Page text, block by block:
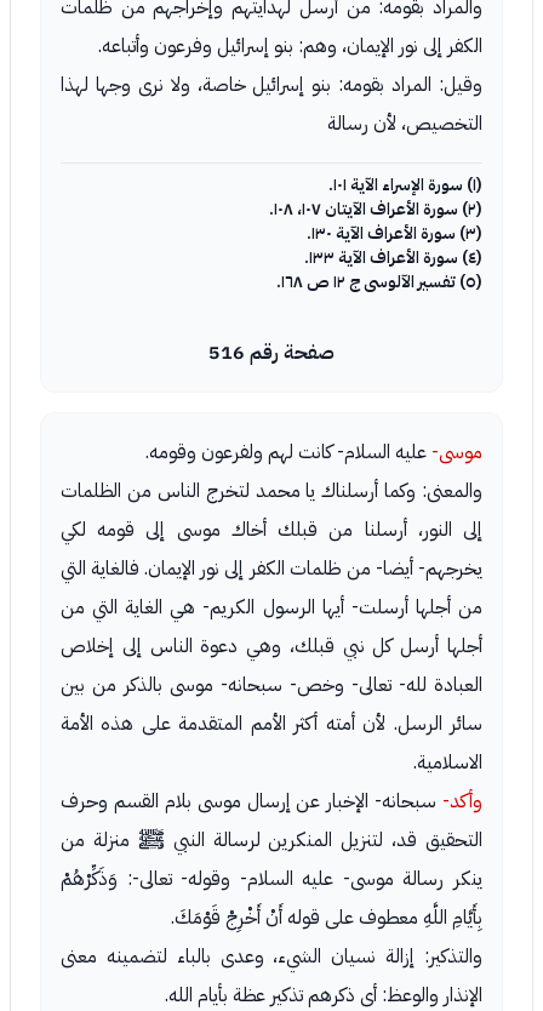
والمراد بقومه: من أرسل لهدايتهم وإخراجهم من ظلمات
الكفر إلى نور الإيمان، وهم: بنو إسرائيل وفرعون وأتباعه.
وقيل: المراد بقومه: بنو إسرائيل خاصة، ولا نرى وجها لهذا
التخصيص، لأن رسالة
(١) سورة الإسراء الآية ١٠١.
(٢) سورة الأعراف الآيتان ١٠٧، ١٠٨.
(٣) سورة الأعراف الآية ١٣٠.
(٤) سورة الأعراف الآية ١٣٣.
(٥) تفسير الآلوسى ج ١٢ ص ١٦٨.
صفحة رقم 516
موسى- عليه السلام- كانت لهم ولفرعون وقومه.
والمعنى: وكما أرسلناك يا محمد لتخرج الناس من الظلمات
إلى النور، أرسلنا من قبلك أخاك موسى إلى قومه لكي
يخرجهم- أيضا- من ظلمات الكفر إلى نور الإيمان. فالغاية التي
من أجلها أرسلت- أيها الرسول الكريم- هي الغاية التي من
أجلها أرسل كل نبي قبلك، وهي دعوة الناس إلى إخلاص
العبادة لله- تعالى- وخص- سبحانه- موسى بالذكر من بين
سائر الرسل. لأن أمته أكثر الأمم المتقدمة على هذه الأمة
الاسلامية.
وأكد- سبحانه- الإخبار عن إرسال موسى بلام القسم وحرف
التحقيق قد، لتنزيل المنكرين لرسالة النبي ﷺ منزلة من
ينكر رسالة موسى- عليه السلام- وقوله- تعالى-: وَذَكِّرْهُمْ
بِأَيَّامِ اللَّهِ معطوف على قوله أَنْ أَخْرِجْ قَوْمَكَ.
والتذكير: إزالة نسيان الشيء، وعدى بالباء لتضمينه معنى
الإنذار والوعظ: أى ذكرهم تذكير عظة بأيام الله.